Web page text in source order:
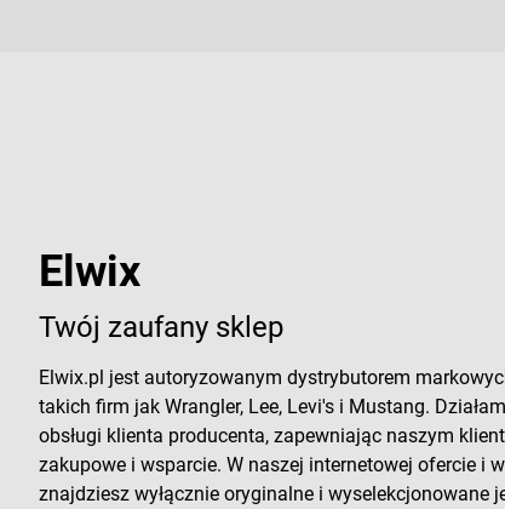
Elwix
Twój zaufany sklep
Elwix.pl jest autoryzowanym dystrybutorem
takich firm jak Wrangler, Lee, Levi's i Mustang.
obsługi klienta producenta, zapewniając naszym
zakupowe i wsparcie. W naszej internetowej ofercie i
znajdziesz wyłącznie oryginalne i wyselekcjonowane